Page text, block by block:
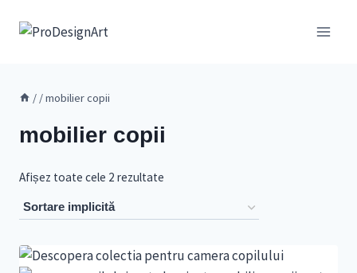
/ /mobilier copii
mobilier copii
Afișez toate cele 2 rezultate